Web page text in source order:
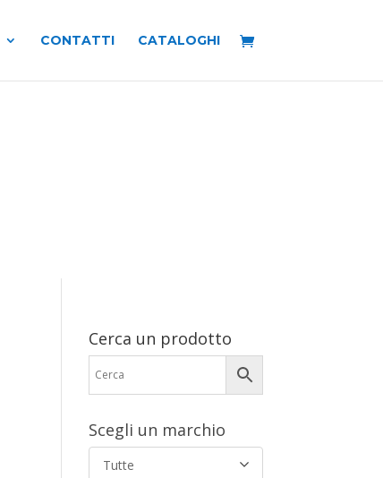
CONTATTI CATALOGHI
Cerca un prodotto
Scegli un marchio
Tutte